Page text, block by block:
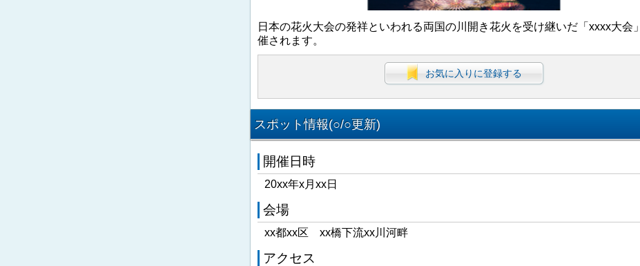
日本の花火大会の発祥といわれる両国の川開き花火を受け継いだ「xxxx大会
催されます。
お気に入りに登録する
スポット情報(○/○更新)
開催日時
20xx年x月xx日
会場
xx都xx区 xx橋下流xx川河畔
アクセス